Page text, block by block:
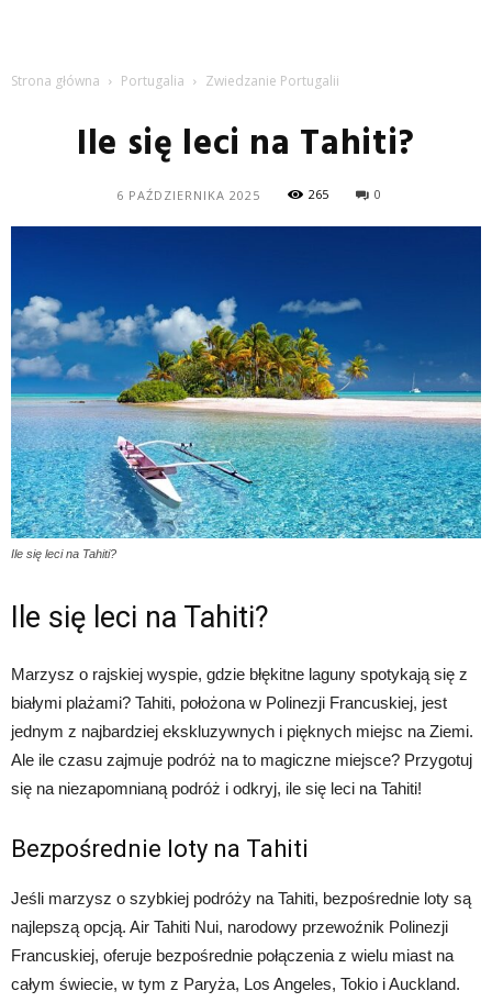
Strona główna Portugalia Zwiedzanie Portugalii
Ile się leci na Tahiti?
6 PAŹDZIERNIKA 2025 265 0
Ile się leci na Tahiti?
Ile się leci na Tahiti?
Marzysz o rajskiej wyspie, gdzie błękitne laguny spotykają się z
białymi plażami? Tahiti, położona w Polinezji Francuskiej, jest
jednym z najbardziej ekskluzywnych i pięknych miejsc na Ziemi.
Ale ile czasu zajmuje podróż na to magiczne miejsce? Przygotuj
się na niezapomnianą podróż i odkryj, ile się leci na Tahiti!
Bezpośrednie loty na Tahiti
Jeśli marzysz o szybkiej podróży na Tahiti, bezpośrednie loty są
najlepszą opcją. Air Tahiti Nui, narodowy przewoźnik Polinezji
Francuskiej, oferuje bezpośrednie połączenia z wielu miast na
całym świecie, w tym z Paryża, Los Angeles, Tokio i Auckland.